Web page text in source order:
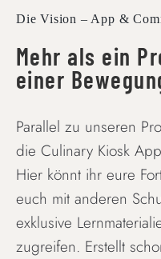
Die Vision – App &
Mehr als ein
einer
Parallel zu unseren
die Culinary Kiosk
Hier könnt ihr eure
euch mit anderen
exklusive
zugreifen. Erstellt